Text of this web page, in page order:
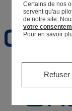
Favoris
Naissance0-
Certains de nos
servent qu'au
de notre site.
votre
Pour en savoir
Refuser